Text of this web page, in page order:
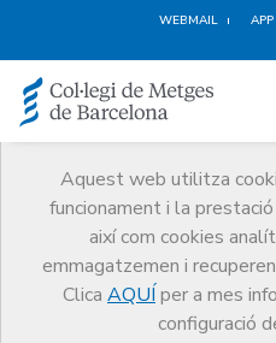
WEBMAIL
Aquest web utilitza
funcionament i la
així com cookies
emmagatzemen i
Clica AQUÍ per a mes
configuració
Notícies
Comunicació
Notícies
Dos referents de l’AP, Hogne
d’Estiu de la Professió Mèdica.